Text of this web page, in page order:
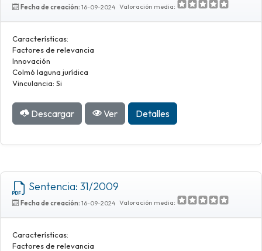
Fecha de creación: 16-09-2024 Valoración media:
Características:
Factores de relevancia
Innovación
Colmó laguna jurídica
Vinculancia: Si
Descargar Ver Detalles
Sentencia: 31/2009
Fecha de creación: 16-09-2024 Valoración media:
Características:
Factores de relevancia